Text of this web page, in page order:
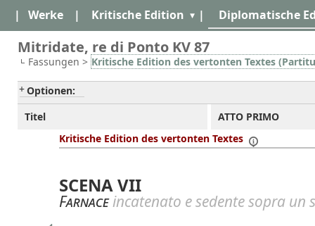
| Werke | Kritische Edition | Diplomatische
Mitridate, re di Ponto KV 87
Fassungen > Kritische Edition des vertonten Textes
Optionen:
Titel
ATTO PRIMO
Kritische Edition des vertonten Textes
SCENA VII
Farnaceincatenato e sedente sopra un